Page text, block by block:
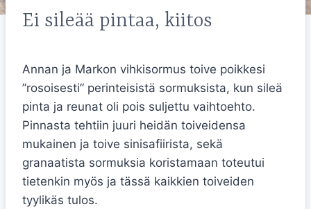
Ei sileää pintaa, kiitos
Annan ja Markon vihkisormus toive poikkesi
”rosoisesti” perinteisistä sormuksista, kun sileä
pinta ja reunat oli pois suljettu vaihtoehto.
Pinnasta tehtiin juuri heidän toiveidensa
mukainen ja toive sinisafiirista, sekä
granaatista sormuksia koristamaan toteutui
tietenkin myös ja tässä kaikkien toiveiden
tyylikäs tulos.